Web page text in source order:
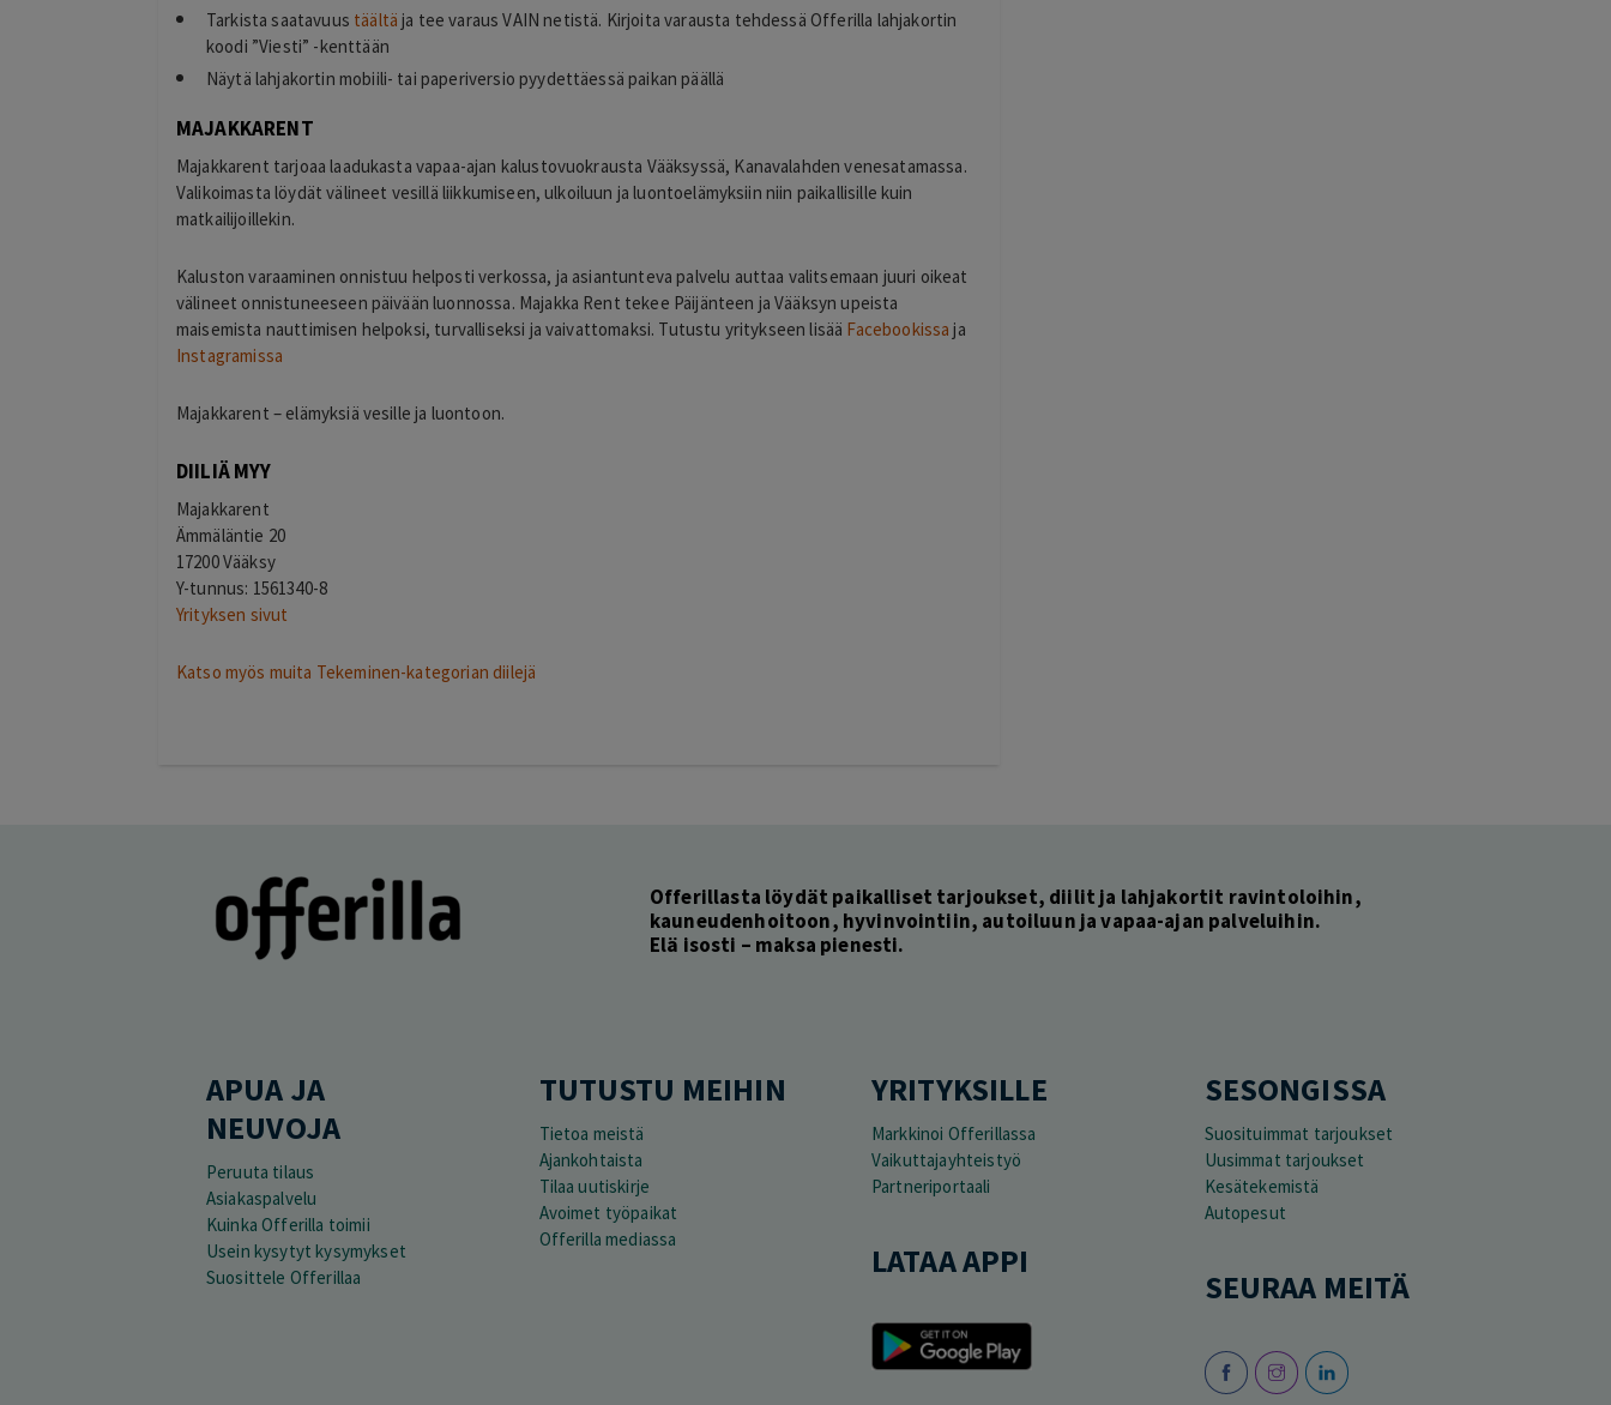
Tarkista saatavuus täältä ja tee varaus VAIN netistä. Kirjoita varausta tehdessä Offerilla lahjakortin
koodi ”Viesti” -kenttään
Näytä lahjakortin mobiili- tai paperiversio pyydettäessä paikan päällä
MAJAKKARENT
Majakkarent tarjoaa laadukasta vapaa-ajan kalustovuokrausta Vääksyssä, Kanavalahden venesatamassa.
Valikoimasta löydät välineet vesillä liikkumiseen, ulkoiluun ja luontoelämyksiin niin paikallisille kuin
matkailijoillekin.
Kaluston varaaminen onnistuu helposti verkossa, ja asiantunteva palvelu auttaa valitsemaan juuri oikeat
välineet onnistuneeseen päivään luonnossa. Majakka Rent tekee Päijänteen ja Vääksyn upeista
maisemista nauttimisen helpoksi, turvalliseksi ja vaivattomaksi. Tutustu yritykseen lisää Facebookissa ja
Instagramissa
Majakkarent – elämyksiä vesille ja luontoon.
DIILIÄ MYY
Majakkarent
Ämmäläntie 20
17200 Vääksy
Y-tunnus: 1561340-8
Yrityksen sivut
Katso myös muita Tekeminen-kategorian diilejä
Offerillasta löydät paikalliset tarjoukset, diilit ja lahjakortit ravintoloihin,
kauneudenhoitoon, hyvinvointiin, autoiluun ja vapaa-ajan palveluihin.
Elä isosti – maksa pienesti.
APUA JA
NEUVOJA
Peruuta tilaus
Asiakaspalvelu
Kuinka Offerilla toimii
Usein kysytyt kysymykset
Suosittele Offerillaa
TUTUSTU MEIHIN
Tietoa meistä
Ajankohtaista
Tilaa uutiskirje
Avoimet työpaikat
Offerilla mediassa
YRITYKSILLE
Markkinoi Offerillassa
Vaikuttajayhteistyö
Partneriportaali
LATAA APPI
SESONGISSA
Suosituimmat tarjoukset
Uusimmat tarjoukset
Kesätekemistä
Autopesut
SEURAA MEITÄ